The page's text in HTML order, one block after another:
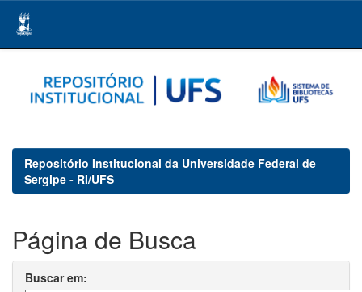
navigation
Repositório Institucional da Universidade Federal de
Sergipe - RI/UFS
Página de Busca
Buscar em: